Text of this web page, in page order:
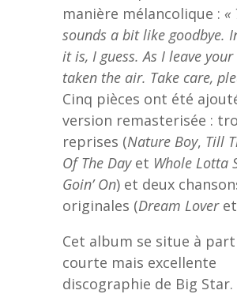
manière mélancolique : «
sounds a bit like goodbye.
it is, I guess. As I leave your
taken the air. Take care,
Cinq pièces ont été
version remasterisée :
reprises (Nature Boy, Till
Of The Dayet Whole Lotta
Goin’ On) et deux
originales (Dream Loveret
Cet album se situe à
courte mais excellente
discographie de Big Star.